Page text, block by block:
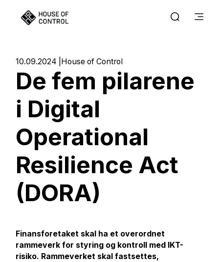
10.09.2024 House of Control
De fem pilarene
i Digital
Operational
Resilience Act
(DORA)
Finansforetaket skal ha et overordnet
rammeverk for styring og kontroll med IKT-
risiko. Rammeverket skal fastsettes,